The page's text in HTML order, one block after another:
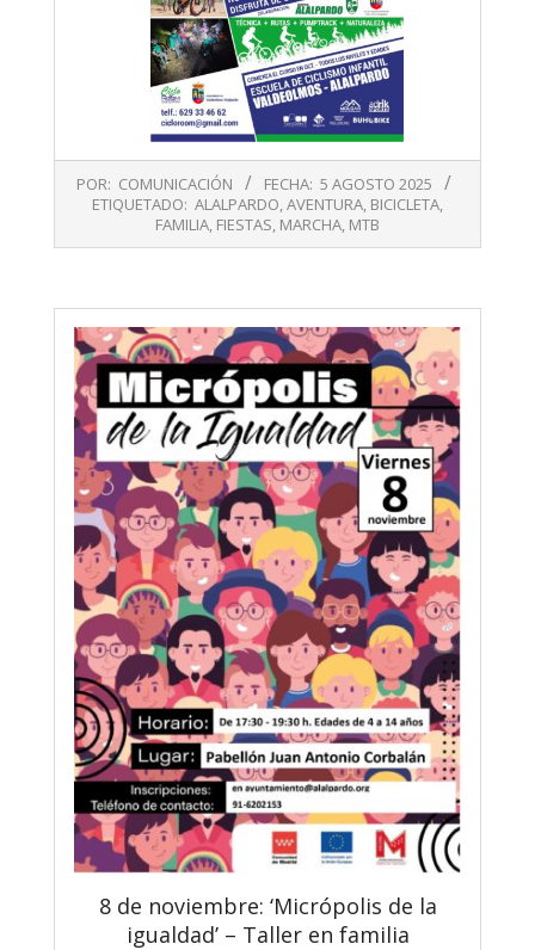
08-
POR: COMUNICACIÓN FECHA: 5 AGOSTO 2025
ETIQUETADO: ALALPARDO,AVENTURA, BICICLETA,
FAMILIA, FIESTAS, MARCHA, MTB
8 de noviembre: ‘Micrópolis de la
igualdad’ – Taller en familia